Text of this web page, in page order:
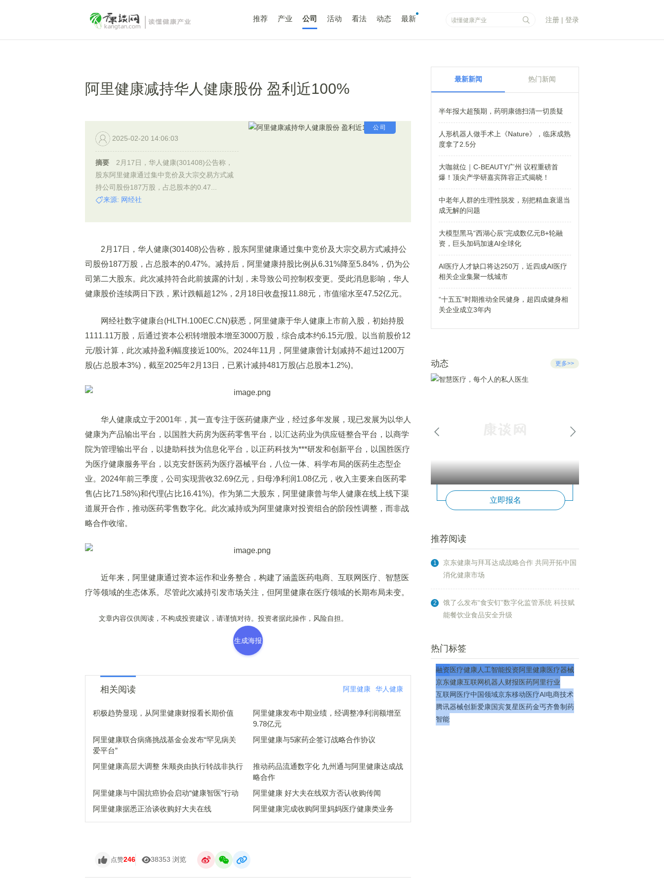
推荐 产业 公司 活动 看法 动态 最新 注册 | 登录
阿里健康减持华人健康股份 盈利近100%
公司
2025-02-20 14:06:03
摘要
2月17日，华人健康(301408)公告称，
股东阿里健康通过集中竞价及大宗交易方式减
持公司股份187万股，占总股本的0.47...
来源: 网经社
2月17日，华人健康(301408)公告称，股东阿里健康通过集中竞价及大宗交易方式减持公
司股份187万股，占总股本的0.47%。减持后，阿里健康持股比例从6.31%降至5.84%，仍为公
司第二大股东。此次减持符合此前披露的计划，未导致公司控制权变更。受此消息影响，华人
健康股价连续两日下跌，累计跌幅超12%，2月18日收盘报11.88元，市值缩水至47.52亿元。
网经社数字健康台(HLTH.100EC.CN)获悉，阿里健康于华人健康上市前入股，初始持股
1111.11万股，后通过资本公积转增股本增至3000万股，综合成本约6.15元/股。以当前股价12
元/股计算，此次减持盈利幅度接近100%。2024年11月，阿里健康曾计划减持不超过1200万
股(占总股本3%)，截至2025年2月13日，已累计减持481万股(占总股本1.2%)。
华人健康成立于2001年，其一直专注于医药健康产业，经过多年发展，现已发展为以华人
健康为产品输出平台，以国胜大药房为医药零售平台，以汇达药业为供应链整合平台，以商学
院为管理输出平台，以捷助科技为信息化平台，以正药科技为***研发和创新平台，以国胜医疗
为医疗健康服务平台，以克安舒医药为医疗器械平台，八位一体、科学布局的医药生态型企
业。2024年前三季度，公司实现营收32.69亿元，归母净利润1.08亿元，收入主要来自医药零
售(占比71.58%)和代理(占比16.41%)。作为第二大股东，阿里健康曾与华人健康在线上线下渠
道展开合作，推动医药零售数字化。此次减持或为阿里健康对投资组合的阶段性调整，而非战
略合作收缩。
近年来，阿里健康通过资本运作和业务整合，构建了涵盖医药电商、互联网医疗、智慧医
疗等领域的生态体系。尽管此次减持引发市场关注，但阿里健康在医疗领域的长期布局未变。
文章内容仅供阅读，不构成投资建议，请谨慎对待。投资者据此操作，风险自担。
生成海报
相关阅读 阿里健康 华人健康
积极趋势显现，从阿里健康财报看长期价值
阿里健康发布中期业绩，经调整净利润额增至
9.78亿元
阿里健康联合病痛挑战基金会发布“罕见病关
爱平台”
阿里健康与5家药企签订战略合作协议
阿里健康高层大调整 朱顺炎由执行转战非执行
推动药品流通数字化 九州通与阿里健康达成战
略合作
阿里健康与中国抗癌协会启动“健康智医”行动
阿里健康 好大夫在线双方否认收购传闻
阿里健康据悉正洽谈收购好大夫在线
阿里健康完成收购阿里妈妈医疗健康类业务
点赞246 38353 浏览
最新新闻 热门新闻
半年报大超预期，药明康德扫清一切质疑
人形机器人做手术上《Nature》，临床成熟
度拿了2.5分
大咖就位｜C-BEAUTY广州 议程重磅首
爆！顶尖产学研嘉宾阵容正式揭晓！
中老年人群的生理性脱发，别把精血衰退当
成无解的问题
大模型黑马“西湖心辰”完成数亿元B+轮融
资，巨头加码加速AI全球化
AI医疗人才缺口将达250万，近四成AI医疗
相关企业集聚一线城市
“十五五”时期推动全民健身，超四成健身相
关企业成立3年内
动态 更多>>
立即报名
推荐阅读
1
京东健康与拜耳达成战略合作 共同开拓中国
消化健康市场
2
饿了么发布“食安钉”数字化监管系统 科技赋
能餐饮业食品安全升级
热门标签
融资医疗健康人工智能投资阿里健康医疗器械
京东健康互联网机器人 财报医药阿里行业
互联网医疗中国领域京东移动医疗AI电商技术
腾讯器械创新爱康国宾复星医药金丐齐鲁制药
智能